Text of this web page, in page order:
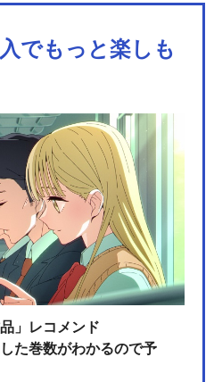
劇場版アルゴナビス AXIA
BanG Dream! Argonavis 1…
でもっと楽しも
」レコメンド
た巻数がわかるので予